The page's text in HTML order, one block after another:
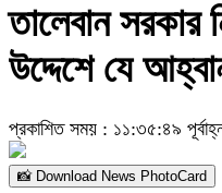
তালেবান সরকার
উদ্দেশে যে
প্রকাশিত সময় : ১১:৩৫:৪৯
📸 Download News PhotoCard